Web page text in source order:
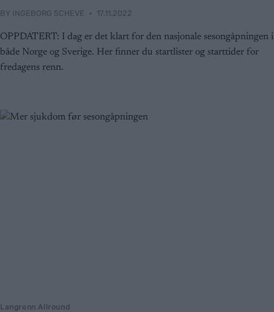
BY INGEBORG SCHEVE 17.11.2022
OPPDATERT: I dag er det klart for den nasjonale sesongåpningen i
både Norge og Sverige. Her finner du startlister og starttider for
fredagens renn.
Langrenn Allround